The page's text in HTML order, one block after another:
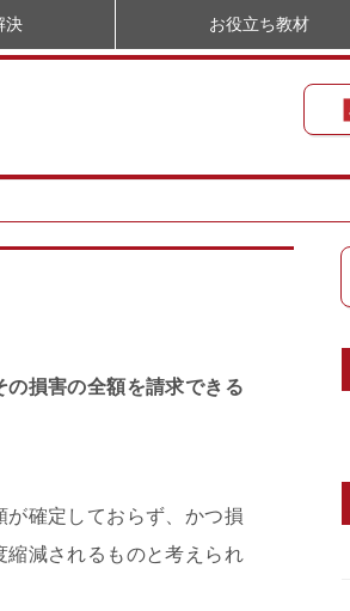
決 お役立ち教材
損害の全額を請求できる
確定しておらず、かつ損
減されるものと考えられ